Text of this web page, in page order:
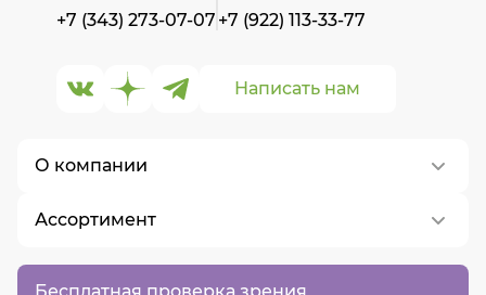
Бесплатная проверка зрения
О компании
О нас
Контакты
Ассортимент
Написать нам
+7 (343) 273-07-07 +7 (922) 113-33-77